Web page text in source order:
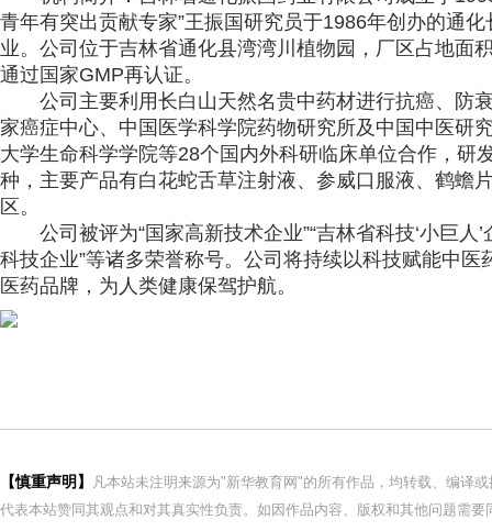
青年有突出贡献专家”王振国研究员于1986年创办的通
业。公司位于吉林省通化县湾湾川植物园，厂区占地面
通过国家GMP再认证。
公司主要利用长白山天然名贵中药材进行抗癌、防
家癌症中心、中国医学科学院药物研究所及中国中医研
大学生命科学学院等28个国内外科研临床单位合作，研
种，主要产品有白花蛇舌草注射液、参威口服液、鹤蟾
区。
公司被评为“国家高新技术企业”“吉林省科技‘小巨人
科技企业”等诸多荣誉称号。公司将持续以科技赋能中
医药品牌，为人类健康保驾护航。
【慎重声明】
凡本站未注明来源为"新华教育网"的所有作品，均转载、编译
代表本站赞同其观点和对其真实性负责。如因作品内容、版权和其他问题需